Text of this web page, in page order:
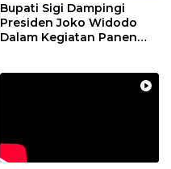
Bupati Sigi Dampingi
Presiden Joko Widodo
Dalam Kegiatan Panen